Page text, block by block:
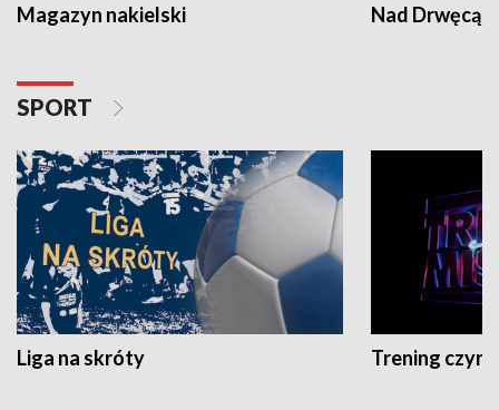
Magazyn nakielski Nad Drwęcą
SPORT
Liga na skróty Trening czyni